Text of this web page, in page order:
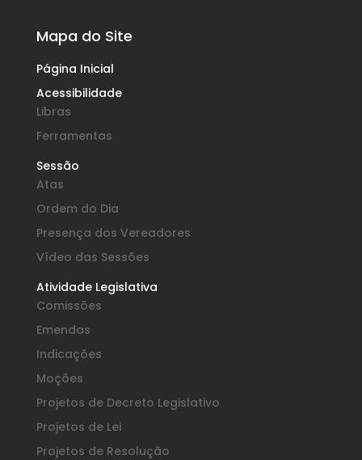
Mapa do Site
Página Inicial
Acessibilidade
Libras
Ferramentas
Sessão
Atas
Ordem do Dia
Presença dos Vereadores
Vídeo das Sessões
Atividade Legislativa
Comissões
Emendas
Indicações
Moções
Projetos de Decreto Legislativo
Projetos de Lei
Projetos de Resolução